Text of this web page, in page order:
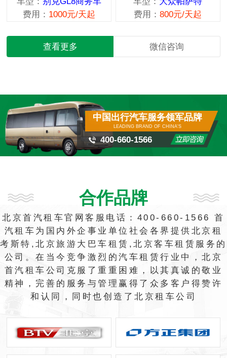
费用： 1000元/天起
费用：800元/天起
查看更多 微信咨询
中国出行汽车服务领军品牌
LEADING BRAND OF CHINA'S
400-660-1566
合作品牌
北京首汽租车官网客服电话：400-660-1566 首
汽租车为国内外企事业单位社会各界提供北京租
考斯特,北京旅游大巴车租赁,北京客车租赁服务的
公司。在当今竞争激烈的汽车租赁行业中，北京
首汽租车公司克服了重重困难，以其真诚的敬业
精神，完善的服务与管理赢得了众多客户得赞许
和认同，同时也创造了北京租车公司